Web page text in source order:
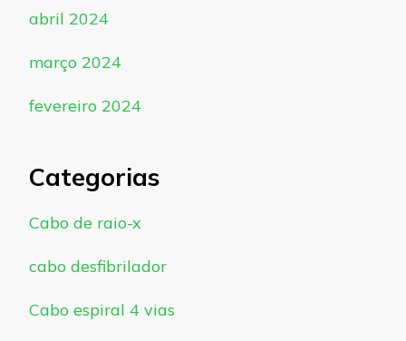
abril 2024
março 2024
fevereiro 2024
Categorias
Cabo de raio-x
cabo desfibrilador
Cabo espiral 4 vias